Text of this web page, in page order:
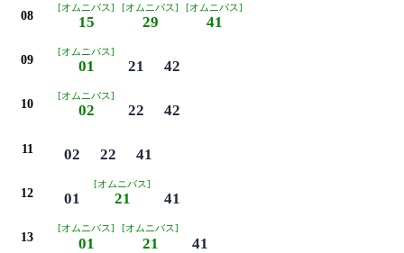
08
[オムニバス]
15
[オムニバス]
29
[オムニバス]
41
09
[オムニバス]
01 21 42
10
[オムニバス]
02 22 42
11 02 22 41
12 01
[オムニバス]
21 41
13
[オムニバス]
01
[オムニバス]
21 41